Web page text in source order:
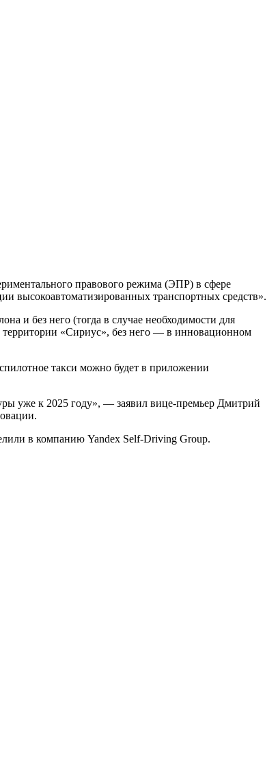
правового режима (ЭПР) в сфере
высокоавтоматизированных транспортных средств».
и без него (тогда в случае необходимости для
территории «Сириус», без него — в инновационном
такси можно будет в приложении
уже к 2025 году», — заявил вице-премьер Дмитрий
в компанию Yandex Self-Driving Group.